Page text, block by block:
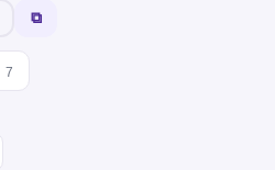
⧉
7